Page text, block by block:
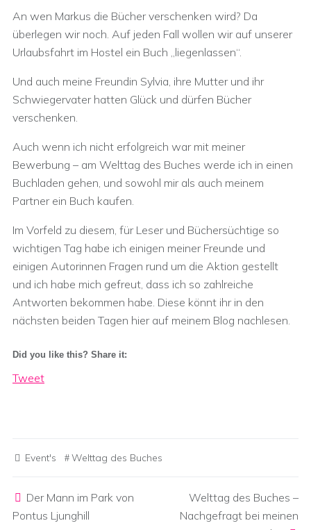
An wen Markus die Bücher verschenken wird? Da
überlegen wir noch. Auf jeden Fall wollen wir auf unserer
Urlaubsfahrt im Hostel ein Buch „liegenlassen“.
Und auch meine Freundin Sylvia, ihre Mutter und ihr
Schwiegervater hatten Glück und dürfen Bücher
verschenken.
Auch wenn ich nicht erfolgreich war mit meiner
Bewerbung – am Welttag des Buches werde ich in einen
Buchladen gehen, und sowohl mir als auch meinem
Partner ein Buch kaufen.
Im Vorfeld zu diesem, für Leser und Büchersüchtige so
wichtigen Tag habe ich einigen meiner Freunde und
einigen Autorinnen Fragen rund um die Aktion gestellt
und ich habe mich gefreut, dass ich so zahlreiche
Antworten bekommen habe. Diese könnt ihr in den
nächsten beiden Tagen hier auf meinem Blog nachlesen.
Did you like this? Share it:
Tweet
Event's Welttag des Buches
Der Mann im Park von
Pontus Ljunghill
Welttag des Buches –
Nachgefragt bei meinen